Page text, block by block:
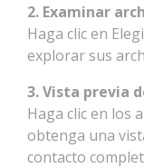
2. Examinar
Haga clic en
explorar sus
3. Vista previa
Haga clic en los
obtenga una
contacto